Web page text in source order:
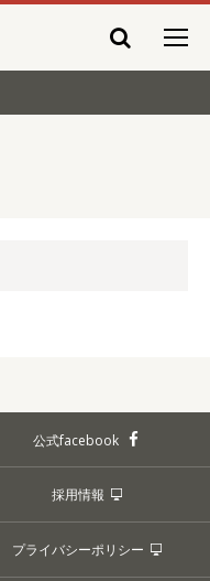
公式facebook
採用情報
プライバシーポリシー